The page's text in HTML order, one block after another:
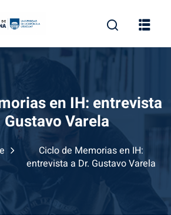
en IH: entrevista
Gustavo Varela
Ciclo de Memorias en IH:
entrevista a Dr. Gustavo Varela